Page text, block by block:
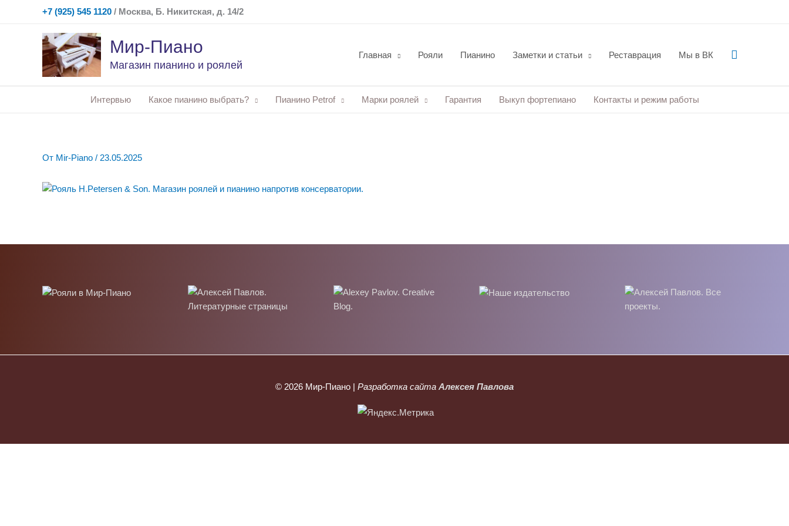
содержимому
+7 (925) 545 1120 / Москва, Б. Никитская, д. 14/2
Мир-Пиано
Магазин пианино и роялей
Главная Рояли Пианино Заметки и статьи Реставрация Мы в ВК Поиск
Интервью Какое пианино выбрать? Пианино Petrof Марки роялей Гарантия Выкуп фортепиано Контакты и режим работы
От Mir-Piano / 23.05.2025
© 2026 Мир-Пиано | Разработка сайта Алексея Павлова